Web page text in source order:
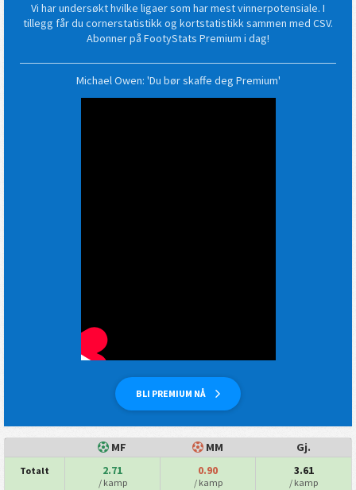
Vi har undersøkt hvilke ligaer som har mest vinnerpotensiale. I
tillegg får du cornerstatistikk og kortstatistikk sammen med CSV.
Abonner på FootyStats Premium i dag!
BLI PREMIUM NÅ
Michael Owen: 'Du bør skaffe deg Premium'
MF MM Gj.
Totalt 2.71
/ kamp
0.90
/ kamp
3.61
/ kamp